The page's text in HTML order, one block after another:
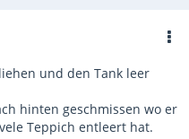
und den Tank leer
hinten geschmissen wo er
Teppich entleert hat.